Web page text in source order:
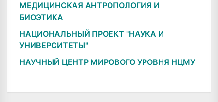
МЕДИЦИНСКАЯ АНТРОПОЛОГИЯ И
БИОЭТИКА
НАЦИОНАЛЬНЫЙ ПРОЕКТ "НАУКА И
УНИВЕРСИТЕТЫ"
НАУЧНЫЙ ЦЕНТР МИРОВОГО УРОВНЯ НЦМУ